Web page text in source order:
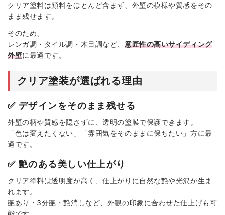
クリア塗料は顔料をほとんど含まず、外壁の模様や質感をその
まま残せます。
そのため、
レンガ調・タイル調・木目調など、 意匠性の高いサイディング
外壁に最適です。
クリア塗装が選ばれる理由
✅ デザインをそのまま残せる
外壁の柄や質感を隠さずに、透明の塗膜で保護できます。
「色は変えたくない」「雰囲気をそのままに保ちたい」方に最
適です。
✅ 艶のある美しい仕上がり
クリア塗料は透明度が高く、仕上がりに自然な艶や光沢が生ま
れます。
艶あり・3分艶・艶消しなど、外観の印象に合わせた仕上げも可